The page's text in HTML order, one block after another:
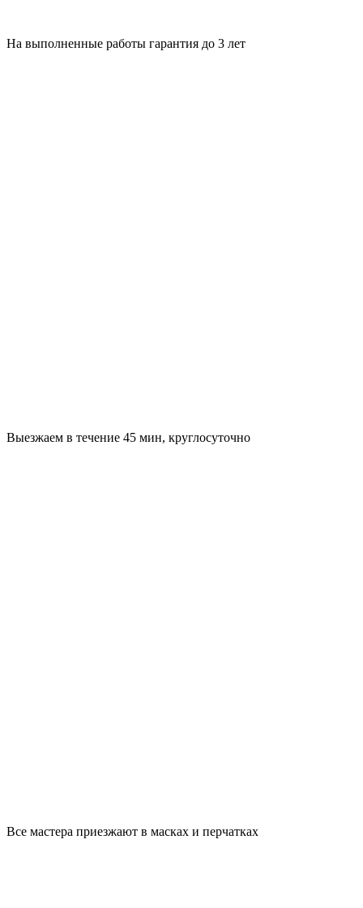
На выполненные работы гарантия до 3 лет
Выезжаем в течение 45 мин, круглосуточно
Все мастера приезжают в масках и перчатках